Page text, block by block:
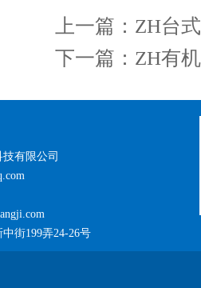
上一篇： ZH台
下一篇： ZH有
有限公司
街199弄24-26号